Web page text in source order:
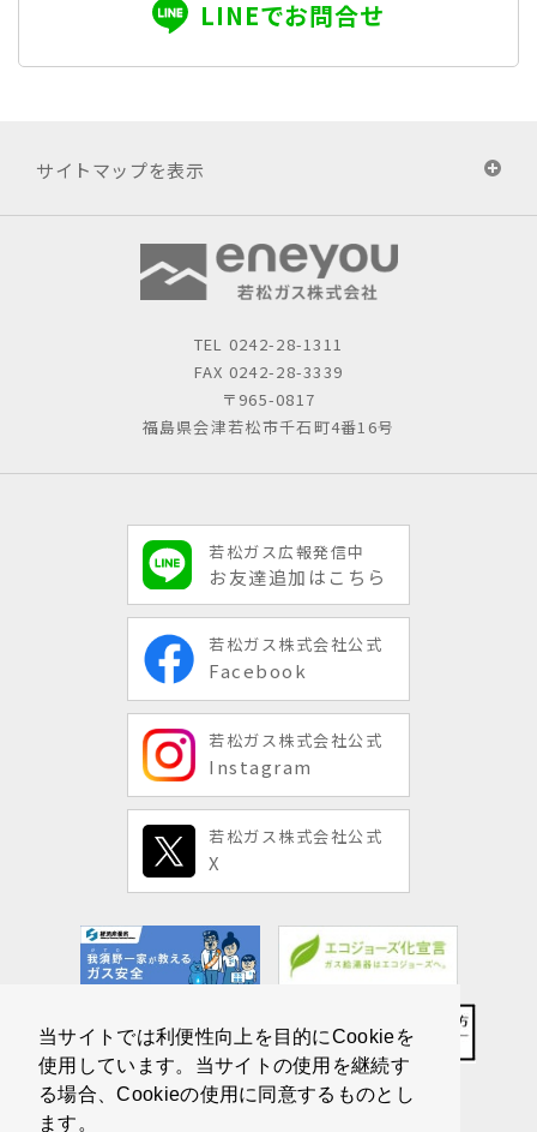
当サイトでは利便性向上を目的にCookieを
使用しています。当サイトの使用を継続す
る場合、Cookieの使用に同意するものとし
ます。
LINEでお問合せ
サイトマップを表示
TEL 0242-28-1311
FAX 0242-28-3339
〒965-0817
福島県会津若松市千石町4番16号
若松ガス広報発信中
お友達追加はこちら
若松ガス株式会社公式
Facebook
若松ガス株式会社公式
Instagram
若松ガス株式会社公式
X